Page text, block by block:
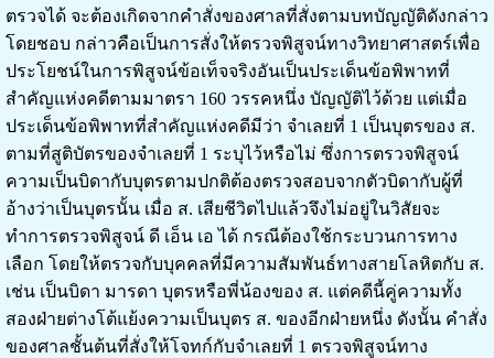
ตรวจได้ จะต้องเกิดจากคำสั่งของศาลที่สั่งตามบทบัญญัติดังกล่าว
โดยชอบ กล่าวคือเป็นการสั่งให้ตรวจพิสูจน์ทางวิทยาศาสตร์เพื่อ
ประโยชน์ในการพิสูจน์ข้อเท็จจริงอันเป็นประเด็นข้อพิพาทที่
สำคัญแห่งคดีตามมาตรา 160 วรรคหนึ่ง บัญญัติไว้ด้วย แต่เมื่อ
ประเด็นข้อพิพาทที่สำคัญแห่งคดีมีว่า จำเลยที่ 1 เป็นบุตรของ ส.
ตามที่สูติบัตรของจำเลยที่ 1 ระบุไว้หรือไม่ ซึ่งการตรวจพิสูจน์
ความเป็นบิดากับบุตรตามปกติต้องตรวจสอบจากตัวบิดากับผู้ที่
อ้างว่าเป็นบุตรนั้น เมื่อ ส. เสียชีวิตไปแล้วจึงไม่อยู่ในวิสัยจะ
ทำการตรวจพิสูจน์ ดี เอ็น เอ ได้ กรณีต้องใช้กระบวนการทาง
เลือก โดยให้ตรวจกับบุคคลที่มีความสัมพันธ์ทางสายโลหิตกับ ส.
เช่น เป็นบิดา มารดา บุตรหรือพี่น้องของ ส. แต่คดีนี้คู่ความทั้ง
สองฝ่ายต่างโต้แย้งความเป็นบุตร ส. ของอีกฝ่ายหนึ่ง ดังนั้น คำสั่ง
ของศาลชั้นต้นที่สั่งให้โจทก์กับจำเลยที่ 1 ตรวจพิสูจน์ทาง